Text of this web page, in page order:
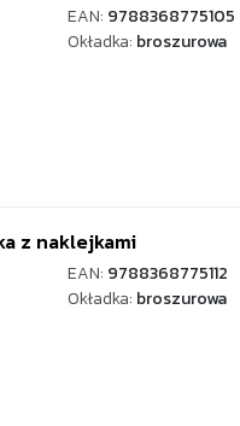
EAN: 9788368775105
Okładka: broszurowa
z naklejkami
EAN: 9788368775112
Okładka: broszurowa